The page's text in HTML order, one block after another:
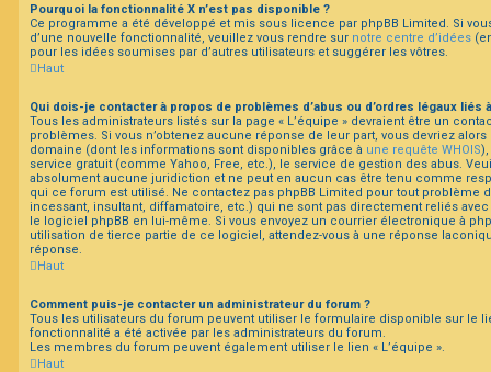
Pourquoi la fonctionnalité X n’est pas disponible ?
Ce programme a été développé et mis sous licence par phpBB Limited. Si
d’une nouvelle fonctionnalité, veuillez vous rendre sur notre centre d’idées
pour les idées soumises par d’autres utilisateurs et suggérer les vôtres.
Haut
Qui dois-je contacter à propos de problèmes d’abus ou d’ordres légaux liés
Tous les administrateurs listés sur la page « L’équipe » devraient être un
problèmes. Si vous n’obtenez aucune réponse de leur part, vous devriez
domaine (dont les informations sont disponibles grâce à une requête WHOIS
service gratuit (comme Yahoo, Free, etc.), le service de gestion des abus.
absolument aucune juridiction et ne peut en aucun cas être tenu comme
qui ce forum est utilisé. Ne contactez pas phpBB Limited pour tout problème
incessant, insultant, diffamatoire, etc.) qui ne sont pas directement reliés
le logiciel phpBB en lui-même. Si vous envoyez un courrier électronique à
utilisation de tierce partie de ce logiciel, attendez-vous à une réponse
réponse.
Haut
Comment puis-je contacter un administrateur du forum ?
Tous les utilisateurs du forum peuvent utiliser le formulaire disponible sur le
fonctionnalité a été activée par les administrateurs du forum.
Les membres du forum peuvent également utiliser le lien « L’équipe ».
Haut